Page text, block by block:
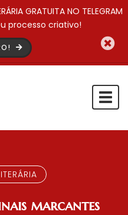
GRATUITA NO TELEGRAM
processo criativo!
marcantes